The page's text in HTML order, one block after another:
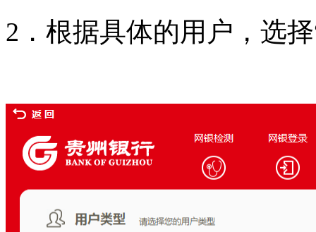
2．根据具体的用户，选